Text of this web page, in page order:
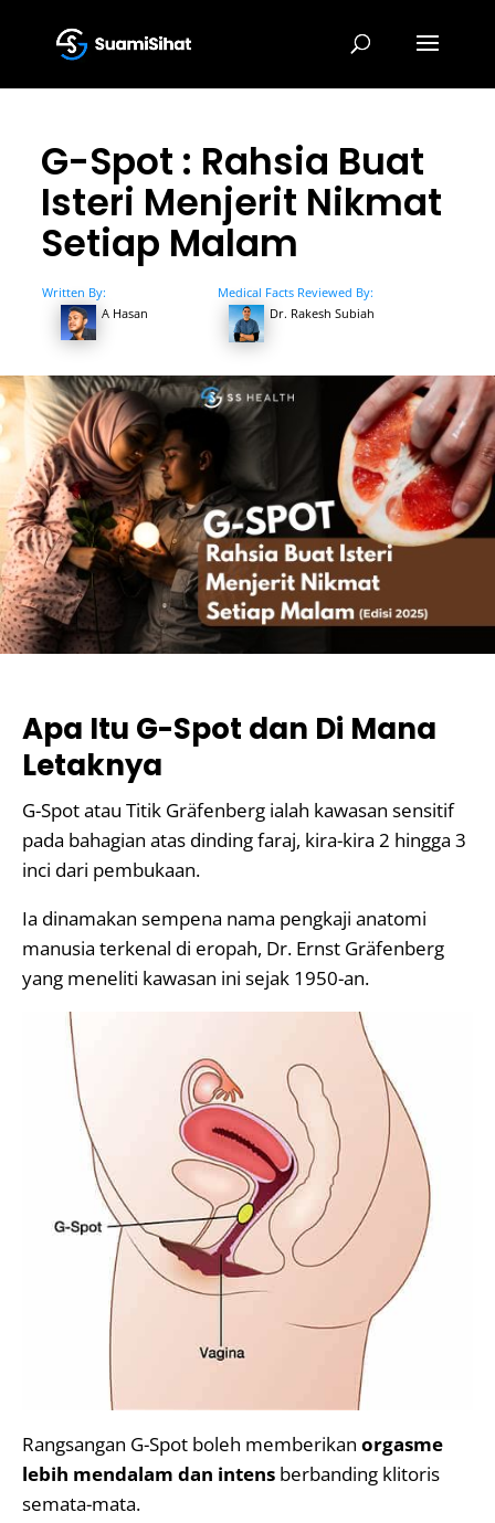
G-Spot : Rahsia Buat
Isteri Menjerit Nikmat
Setiap Malam
Written By:
A Hasan
Medical Facts Reviewed By:
Dr. Rakesh Subiah
Apa Itu G-Spot dan Di Mana
Letaknya
G-Spot atau Titik Gräfenberg ialah kawasan sensitif
pada bahagian atas dinding faraj, kira-kira 2 hingga 3
inci dari pembukaan.
Ia dinamakan sempena nama pengkaji anatomi
manusia terkenal di eropah, Dr. Ernst Gräfenberg
yang meneliti kawasan ini sejak 1950-an.
Rangsangan G-Spot boleh memberikan orgasme
lebih mendalam dan intens berbanding klitoris
semata-mata.